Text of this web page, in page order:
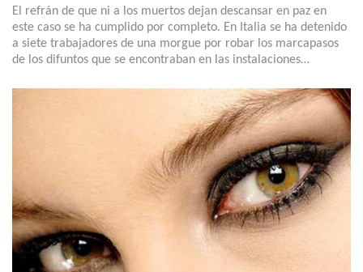
El refrán de que ni a los muertos dejan descansar en paz en
este caso se ha cumplido por completo. En Italia se ha detenido
a siete trabajadores de una morgue por robar los marcapasos
de los difuntos que se encontraban en las instalaciones…